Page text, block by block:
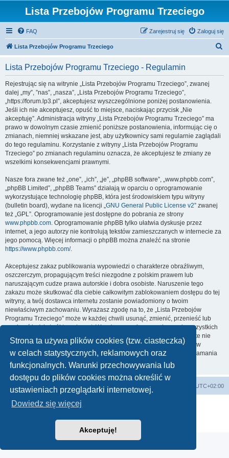
Strona ta używa plików cookies (tzw. ciasteczka)
w celach statystycznych, reklamowych oraz
funkcjonalnych. Warunki przechowywania lub
dostępu do plików cookies można określić w
ustawieniach przeglądarki internetowej.
Dowiedz się więcej
Akceptuję!
Lista Przebojów Programu Trzeciego
FAQ Zaloguj się
Zarejestruj się
Lista Przebojów Programu Trzeciego
Lista Przebojów Programu Trzeciego - Regulamin
Rejestrując się na witrynie „Lista Przebojów Programu Trzeciego”, zwanej
dalej „my”, ”nas”, „nasza”, „Lista Przebojów Programu Trzeciego”,
„https://forum.lp3.pl”, akceptujesz wyszczególnione poniżej postanowienia.
Jeśli ich nie akceptujesz, opuść to miejsce, naciskając przycisk „Nie
akceptuję”. Administracja witryny „Lista Przebojów Programu Trzeciego” ma
prawo w dowolnym czasie zmienić poniższe postanowienia, informując cię o
zmianach, niemniej wskazane jest, aby użytkownicy sami regularnie zaglądali
do tego regulaminu. Korzystanie z witryny „Lista Przebojów Programu
Trzeciego” po zmianach regulaminu oznacza, że akceptujesz te zmiany ze
wszelkimi konsekwencjami prawnymi.
Nasze fora zwane też „one”, „ich”, „je”, „phpBB software”, „www.phpbb.com”,
„phpBB Limited”, „phpBB Teams” działają w oparciu o oprogramowanie
wykorzystujące technologię phpBB, która jest środowiskiem typu witryny
(bulletin board), wydane na licencji „GNU General Public License v2” zwanej
też „GPL”. Oprogramowanie jest dostępne do pobrania ze strony
www.phpbb.com. Oprogramowanie phpBB tylko ułatwia dyskusje przez
internet, a jego autorzy nie kontrolują tekstów zamieszczanych w internecie za
jego pomocą. Więcej informacji o phpBB można znaleźć na stronie
https://www.phpbb.com/.
Akceptujesz zakaz publikowania wypowiedzi o charakterze obraźliwym,
oszczerczym, propagującym treści niezgodne z polskim prawem lub
naruszającym cudze prawa autorskie i dobra osobiste. Naruszenie tego
zakazu może skutkować dla ciebie całkowitym zablokowaniem dostępu do tej
witryny, a twój dostawca internetu zostanie powiadomiony o twoim
niewłaściwym zachowaniu. Wyrażasz zgodę na to, że „Lista Przebojów
Programu Trzeciego” może w każdej chwili usunąć, zmienić, przenieść lub
zamknąć każdy twój temat, post. Wyrażasz zgodę na zapisywanie wszystkich
podanych przez ciebie informacji w naszej bazie danych. Informacje te nie
będą przekazywane nikomu bez twojej zgody, ale ani „Lista Przebojów
Programu Trzeciego”, ani phpBB nie ponosi odpowiedzialności za włamania
do witryny, podczas których może dojść do kradzieży danych.
Lista Przebojów Programu Trzeciego UTC+02:00
Technologię dostarcza
Zasady ochrony danych osobowych